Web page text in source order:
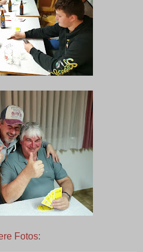
Fotos: